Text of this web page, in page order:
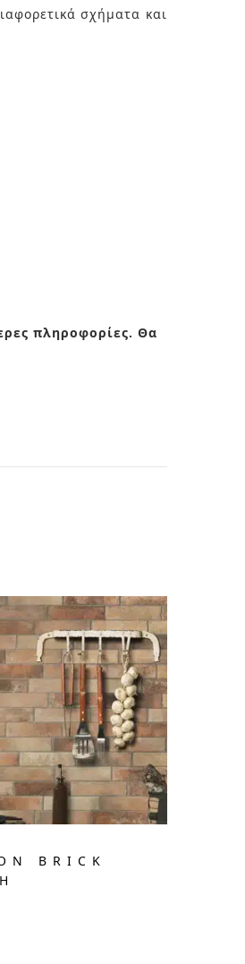
σχήματα και
πληροφορίες. Θα
BRICK